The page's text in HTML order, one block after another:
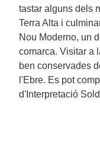
tastar alguns dels
Terra Alta i
Nou Moderno, un
comarca. Visitar a
ben conservades
l'Ebre. Es pot
d'Interpretació